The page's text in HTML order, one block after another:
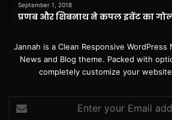
September 1, 2018
प्रणब और शिबनाथ ने कपल इवेंट का
Jannah is a Clean Responsive WordPress
News and Blog theme. Packed with
completely customize your
your